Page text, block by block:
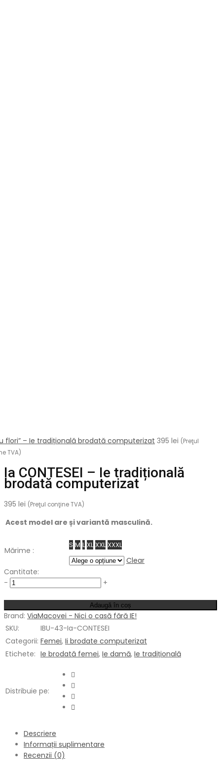
flori” – Ie tradițională brodată computerizat 395 lei (Preţul
TVA)
Ia CONTESEI – Ie tradițională
brodată computerizat
395 lei (Preţul conţine TVA)
Acest model are și variantă masculină.
Mărime :
S M L XL XXL XXXL
Clear
Cantitate:
- Cantitate +
Adaugă în coș
Brand: ViaMacovei - Nici o casă fără IE!
SKU:
IBU-43-Ia-CONTESEI
Categorii: Femei, Ii brodate computerizat
Etichete: Ie brodată femei, Ie damă, Ie tradițională
Distribuie pe:
Descriere
Informații suplimentare
Recenzii (0)